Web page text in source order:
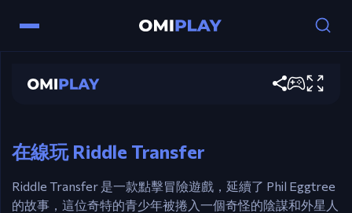
Riddle Transfer
在線玩 Riddle Transfer
Riddle Transfer 是一款點擊冒險遊戲，延續了 Phil Eggtree
的故事，這位奇特的青少年被捲入一個奇怪的陰謀和外星人